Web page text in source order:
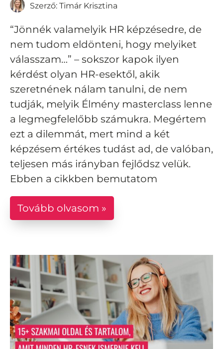
Szerző: Timár Krisztina
“Jönnék valamelyik HR képzésedre, de
nem tudom eldönteni, hogy melyiket
válasszam…” – sokszor kapok ilyen
kérdést olyan HR-esektől, akik
szeretnének nálam tanulni, de nem
tudják, melyik Élmény masterclass lenne
a legmegfelelőbb számukra. Megértem
ezt a dilemmát, mert mind a két
képzésem értékes tudást ad, de valóban,
teljesen más irányban fejlődsz velük.
Ebben a cikkben bemutatom
Tovább olvasom »